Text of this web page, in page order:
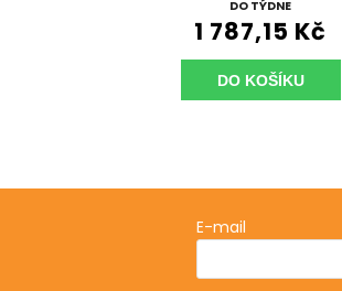
DO TÝDNE
1 787,15 Kč
DO KOŠÍKU
E-mail